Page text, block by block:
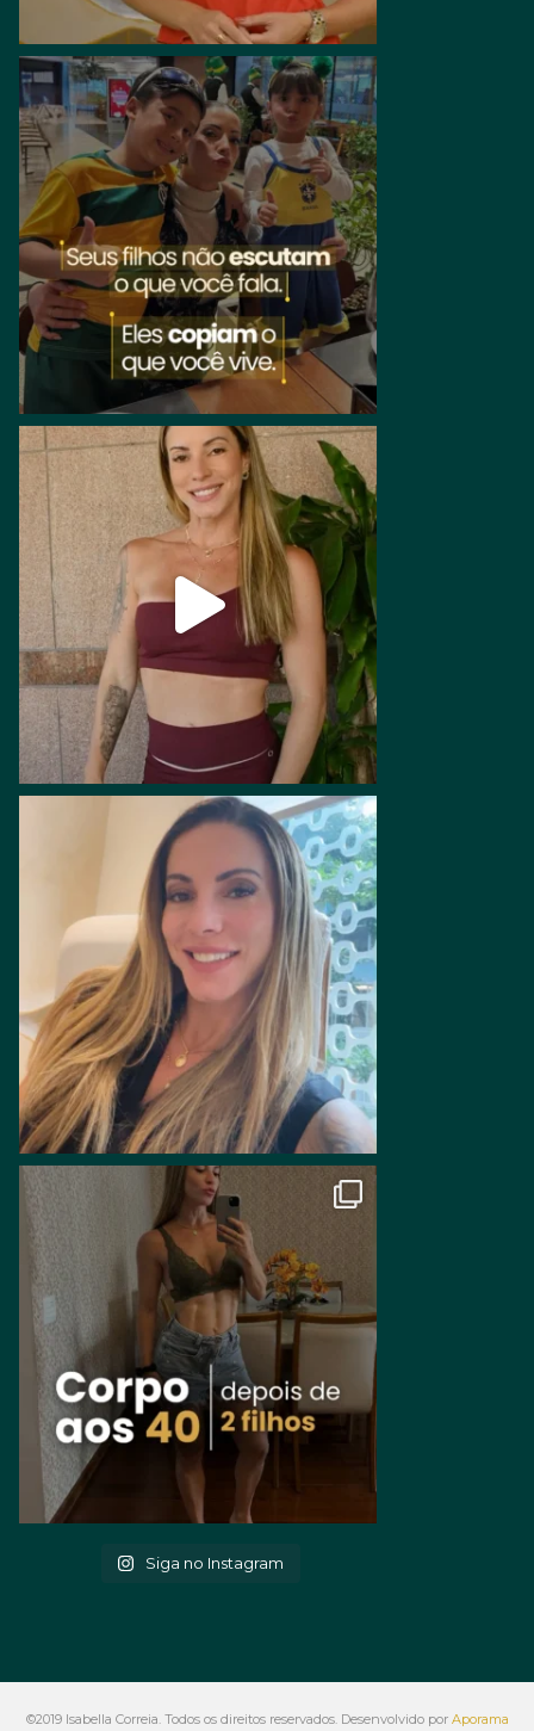
Siga no Instagram
©2019 Isabella Correia. Todos os direitos reservados. Desenvolvido por Aporama